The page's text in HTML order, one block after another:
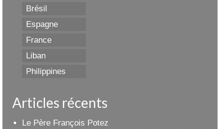
Brésil
Espagne
France
Liban
Philippines
Articles récents
Le Père François Potez